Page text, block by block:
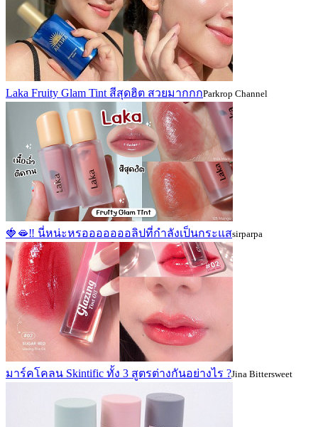
Laka Fruity Glam Tint สีสุดฮิต สวยมากกกParkrop Channel
🍓🫦‼ นี่หน่ะหรอออออออลิปที่กำลังเป็นกระแสsirparpa
มาร์คโคลน Skintific ทั้ง 3 สูตรต่างกันอย่างไร ?Jina Bittersweet